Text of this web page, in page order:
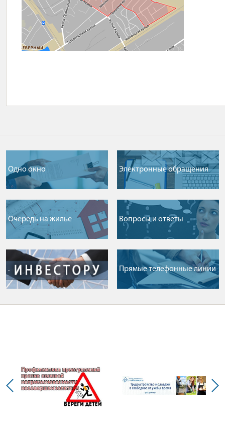
Одно окно Электронные обращения
Очередь на жилье Вопросы и ответы
. Прямые телефонные линии